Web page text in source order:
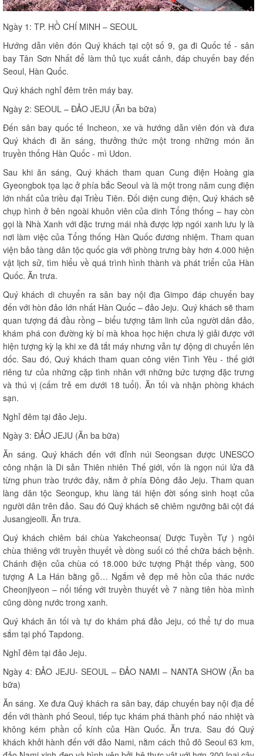
Ngày 1: TP. HỒ CHÍ MINH – SEOUL
Hướng dẫn viên đón Quý khách tại cột số 9, ga đi Quốc tế - sân
bay Tân Sơn Nhất để làm thủ tục xuất cảnh, đáp chuyến bay đến
Seoul, Hàn Quốc.
Quý khách nghỉ đêm trên máy bay.
Ngày 2: SEOUL – ĐẢO JEJU (Ăn ba bữa)
Đến sân bay quốc tế Incheon, xe và hướng dẫn viên đón và đưa
Quý khách đi ăn sáng, thưởng thức một trong những món ăn
truyền thống Hàn Quốc - mì Udon.
Sau khi ăn sáng, Quý khách tham quan Cung điện Hoàng gia
Gyeongbok tọa lạc ở phía bắc Seoul và là một trong năm cung điện
lớn nhất của triều đại Triều Tiên. Đối diện cung điện, Quý khách sẽ
chụp hình ở bên ngoài khuôn viên của dinh Tổng thống – hay còn
gọi là Nhà Xanh với đặc trưng mái nhà được lợp ngói xanh lưu ly là
nơi làm việc của Tổng thống Hàn Quốc đương nhiệm. Tham quan
viện bảo tàng dân tộc quốc gia với phòng trưng bày hơn 4.000 hiện
vật lịch sử, tìm hiểu về quá trình hình thành và phát triển của Hàn
Quốc. Ăn trưa.
Quý khách di chuyển ra sân bay nội địa Gimpo đáp chuyến bay
đến với hòn đảo lớn nhất Hàn Quốc – đảo Jeju. Quý khách sẽ tham
quan tượng đá đầu rồng – biểu tượng tâm linh của người dân đảo,
khám phá con đường kỳ bí mà khoa học hiện chưa lý giải được với
hiện tượng kỳ lạ khi xe đã tắt máy nhưng vẫn tự động di chuyển lên
dốc. Sau đó, Quý khách tham quan công viên Tình Yêu - thế giới
riêng tư của những cặp tình nhân với những bức tượng đặc trưng
và thú vị (cấm trẻ em dưới 18 tuổi). Ăn tối và nhận phòng khách
sạn.
Nghỉ đêm tại đảo Jeju.
Ngày 3: ĐẢO JEJU (Ăn ba bữa)
Ăn sáng. Quý khách đến với đỉnh núi Seongsan được UNESCO
công nhận là Di sản Thiên nhiên Thế giới, vốn là ngọn núi lửa đã
từng phun trào trước đây, nằm ở phía Đông đảo Jeju. Tham quan
làng dân tộc Seongup, khu làng tái hiện đời sống sinh hoạt của
người dân trên đảo. Sau đó Quý khách sẽ chiêm ngưỡng bãi cột đá
Jusangjeolli. Ăn trưa.
Quý khách chiêm bái chùa Yakcheonsa( Dược Tuyền Tự ) ngôi
chùa thiêng với truyền thuyết về dòng suối có thể chữa bách bệnh.
Chánh điện của chùa có 18.000 bức tượng Phật thếp vàng, 500
tượng A La Hán bằng gỗ… Ngắm vẻ đẹp mê hồn của thác nước
Cheonjiyeon – nổi tiếng với truyền thuyết về 7 nàng tiên hòa mình
cũng dòng nước trong xanh.
Quý khách ăn tối và tự do khám phá đảo Jeju, có thể tự do mua
sắm tại phố Tapdong.
Nghỉ đêm tại đảo Jeju.
Ngày 4: ĐẢO JEJU- SEOUL – ĐẢO NAMI – NANTA SHOW (Ăn ba
bữa)
Ăn sáng. Xe đưa Quý khách ra sân bay, đáp chuyến bay nội địa để
đến với thành phố Seoul, tiếp tục khám phá thành phố náo nhiệt và
không kém phần cổ kính của Hàn Quốc. Ăn trưa. Sau đó Quý
khách khởi hành đến với đảo Nami, nằm cách thủ đô Seoul 63 km,